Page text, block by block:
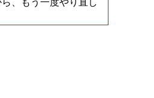
、もう一度やり直し